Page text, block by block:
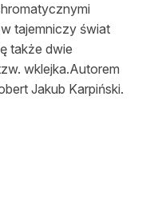
tajemniczy świat
także dwie
wklejka.Autorem
Jakub Karpiński.